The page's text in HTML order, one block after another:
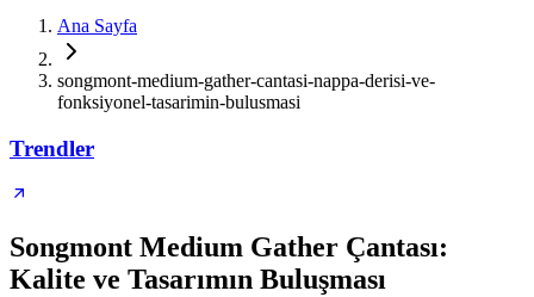
Ana Sayfa
songmont-medium-gather-cantasi-nappa-derisi-ve-
fonksiyonel-tasarimin-bulusmasi
Trendler
Songmont Medium Gather Çantası:
Kalite ve Tasarımın Buluşması